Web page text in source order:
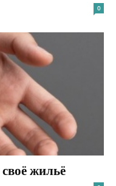
0
жильё